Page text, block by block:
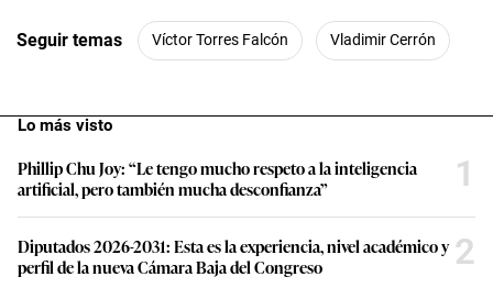
Seguir temas Víctor Torres Falcón Vladimir Cerrón
Lo más visto
Phillip Chu Joy: “Le tengo mucho respeto a la inteligencia
artificial, pero también mucha desconfianza”
1
Diputados 2026-2031: Esta es la experiencia, nivel académico y
perfil de la nueva Cámara Baja del Congreso
2